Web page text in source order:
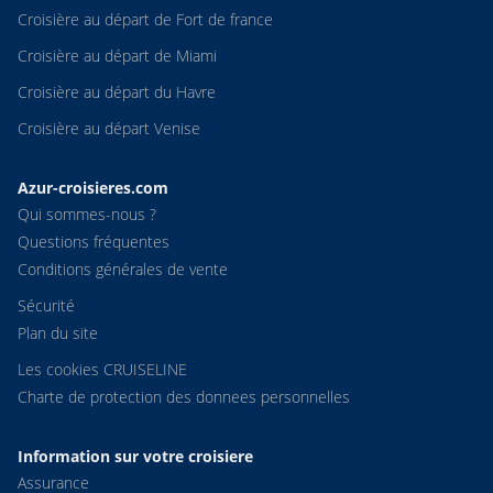
Croisière au départ de Fort de france
Croisière au départ de Miami
Croisière au départ du Havre
Croisière au départ Venise
Azur-croisieres.com
Qui sommes-nous ?
Questions fréquentes
Conditions générales de vente
Sécurité
Plan du site
Les cookies CRUISELINE
Charte de protection des donnees personnelles
Information sur votre croisiere
Assurance